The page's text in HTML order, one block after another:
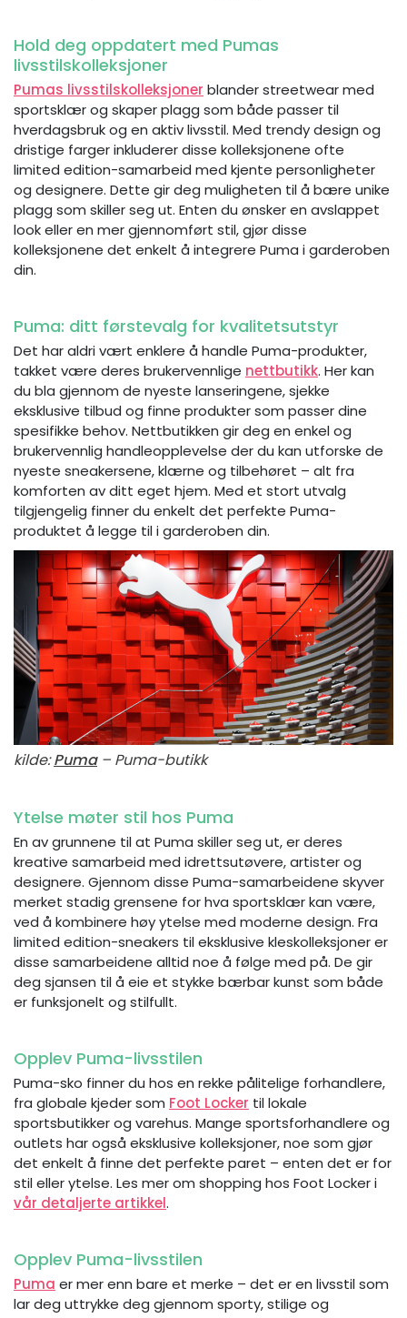
Hold deg oppdatert med Pumas
livsstilskolleksjoner
Pumas livsstilskolleksjoner blander streetwear med
sportsklær og skaper plagg som både passer til
hverdagsbruk og en aktiv livsstil. Med trendy design og
dristige farger inkluderer disse kolleksjonene ofte
limited edition-samarbeid med kjente personligheter
og designere. Dette gir deg muligheten til å bære unike
plagg som skiller seg ut. Enten du ønsker en avslappet
look eller en mer gjennomført stil, gjør disse
kolleksjonene det enkelt å integrere Puma i garderoben
din.
Puma: ditt førstevalg for kvalitetsutstyr
Det har aldri vært enklere å handle Puma-produkter,
takket være deres brukervennlige nettbutikk. Her kan
du bla gjennom de nyeste lanseringene, sjekke
eksklusive tilbud og finne produkter som passer dine
spesifikke behov. Nettbutikken gir deg en enkel og
brukervennlig handleopplevelse der du kan utforske de
nyeste sneakersene, klærne og tilbehøret – alt fra
komforten av ditt eget hjem. Med et stort utvalg
tilgjengelig finner du enkelt det perfekte Puma-
produktet å legge til i garderoben din.
kilde:Puma– Puma-butikk
Ytelse møter stil hos Puma
En av grunnene til at Puma skiller seg ut, er deres
kreative samarbeid med idrettsutøvere, artister og
designere. Gjennom disse Puma-samarbeidene skyver
merket stadig grensene for hva sportsklær kan være,
ved å kombinere høy ytelse med moderne design. Fra
limited edition-sneakers til eksklusive kleskolleksjoner er
disse samarbeidene alltid noe å følge med på. De gir
deg sjansen til å eie et stykke bærbar kunst som både
er funksjonelt og stilfullt.
Opplev Puma-livsstilen
Puma-sko finner du hos en rekke pålitelige forhandlere,
fra globale kjeder som Foot Locker til lokale
sportsbutikker og varehus. Mange sportsforhandlere og
outlets har også eksklusive kolleksjoner, noe som gjør
det enkelt å finne det perfekte paret – enten det er for
stil eller ytelse. Les mer om shopping hos Foot Locker i
vår detaljerte artikkel.
Opplev Puma-livsstilen
Puma er mer enn bare et merke – det er en livsstil som
lar deg uttrykke deg gjennom sporty, stilige og